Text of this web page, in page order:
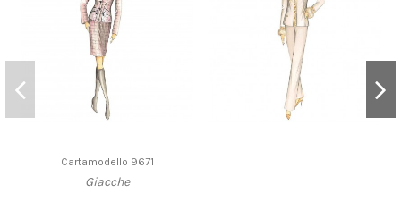
Cartamodello 9671
Giacche